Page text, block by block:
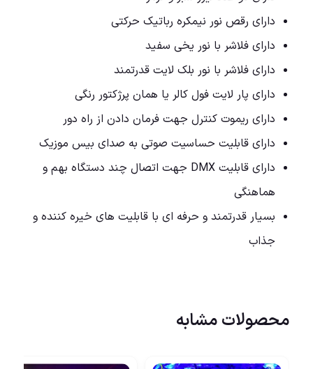
دارای رقص نور نیمکره رباتیک حرکتی
دارای فلاشر با نور یخی سفید
دارای فلاشر با نور بلک لایت قدرتمند
دارای پار لایت فول کالر یا همان پرژکتور رنگی
دارای ریموت کنترل جهت فرمان دادن از راه دور
دارای قابلیت حساسیت صوتی به صدای بیس موزیک
دارای قابلیت DMX جهت اتصال چند دستگاه بهم و
هماهنگی
بسیار قدرتمند و حرفه ای با قابلیت های خیره کننده و
جذاب
محصولات مشابه